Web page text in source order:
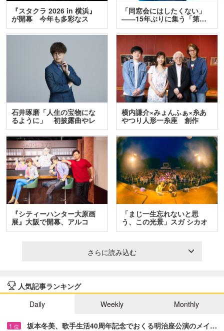
『スタクラ 2026 in 横浜』
が開幕 今年も多彩なス
テ…
「同窓会にはしたくない」
――15年ぶりに集う「第…
石井琢磨「人生の宝物にな
るように」 初披露曲やレ
ア…
横内謙介×みょんふぁ×糸あ
やつり人形一糸座 創作
人…
『シティーハンター大原画
展』大阪で開幕、アルコ
＆…
「まじ一生忘れないと思
う、この光景」スガ シカオ
と…
さらに読み込む
人気記事ランキング
Daily
Weekly Monthly
1 位 坂本冬美、歌手生活40周年記念でおくる明治座公演のメイ…